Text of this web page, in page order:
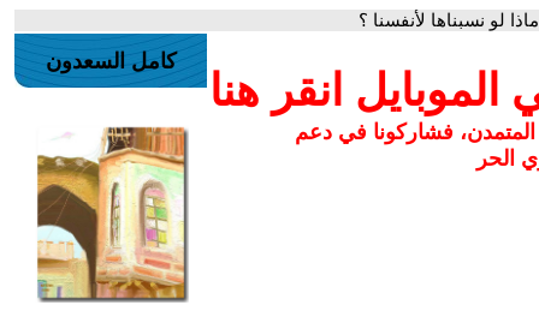
لو نسبناها لأنفسنا ؟
انقر هنا
المتمدن، فشاركونا في دعم
الحر
كامل السعدون